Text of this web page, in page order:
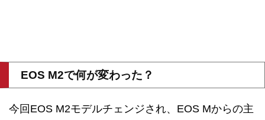
EOS M2で何が変わった？
今回EOS M2モデルチェンジされ、EOS Mからの主